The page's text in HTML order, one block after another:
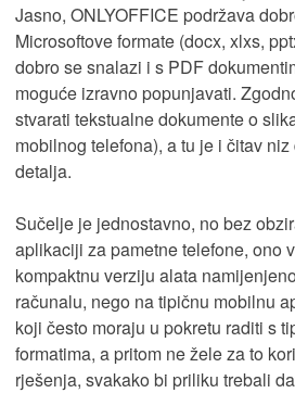
Jasno, ONLYOFFICE podržava
Microsoftove formate (docx, xlxs,
dobro se snalazi i s PDF
moguće izravno popunjavati.
stvarati tekstualne dokumente o
mobilnog telefona), a tu je i čitav
detalja.
Sučelje je jednostavno, no bez
aplikaciji za pametne telefone, ono
kompaktnu verziju alata
računalu, nego na tipičnu mobilnu
koji često moraju u pokretu raditi s
formatima, a pritom ne žele za to
rješenja, svakako bi priliku trebali